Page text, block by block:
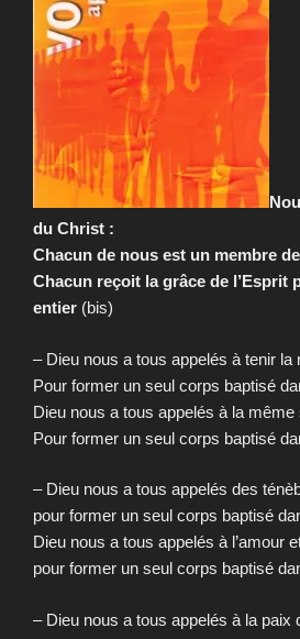
du Christ :
Chacun de nous est un membre
Chacun reçoit la grâce de l’Esprit
entier (bis)
– Dieu nous a tous appelés à tenir la
Pour former un seul corps baptisé
Dieu nous a tous appelés à la même
Pour former un seul corps baptisé
– Dieu nous a tous appelés des
pour former un seul corps baptisé
Dieu nous a tous appelés à l’amour
pour former un seul corps baptisé
– Dieu nous a tous appelés à la paix